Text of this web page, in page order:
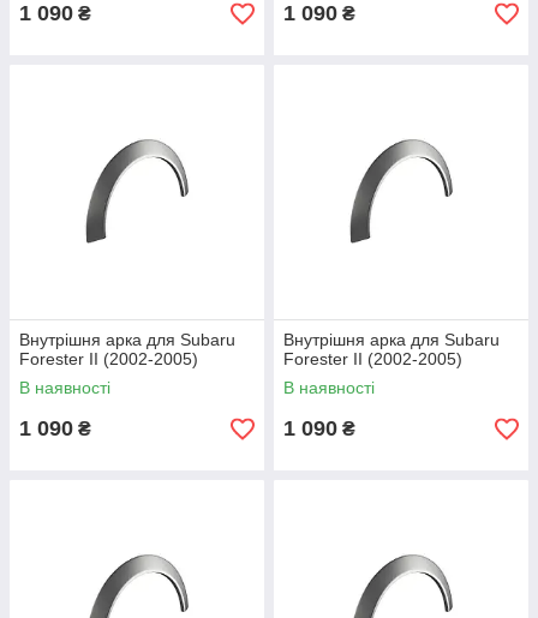
1 090 ₴ 1 090 ₴
Внутрішня арка для Subaru
Forester II (2002-2005)
В наявності
1 090 ₴
Внутрішня арка для Subaru
Forester II (2002-2005)
В наявності
1 090 ₴